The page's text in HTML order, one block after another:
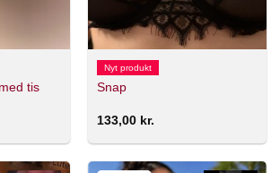
tis
Nyt produkt
Snap
133,00 kr.